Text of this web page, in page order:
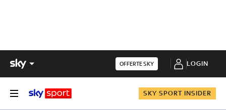
OFFERTE SKY LOGIN
SKY SPORT INSIDER